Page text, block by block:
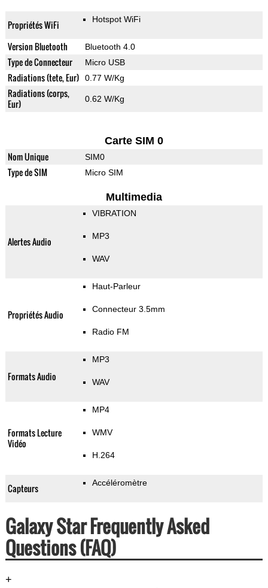
Propriétés WiFi Hotspot WiFi
Version Bluetooth Bluetooth 4.0
Type de Connecteur Micro USB
Radiations (tete, Eur) 0.77 W/Kg
Radiations (corps,
Eur)
0.62 W/Kg
Carte SIM 0
Nom Unique SIM0
Type de SIM Micro SIM
Multimedia
Alertes Audio
VIBRATION
MP3
WAV
Propriétés Audio
Haut-Parleur
Connecteur 3.5mm
Radio FM
Formats Audio
MP3
WAV
Formats Lecture
Vidéo
MP4
WMV
H.264
Capteurs Accéléromètre
Galaxy Star Frequently Asked
Questions (FAQ)
+